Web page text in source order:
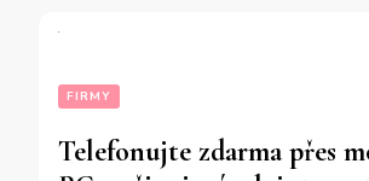
FIRMY
Telefonujte zdarma přes